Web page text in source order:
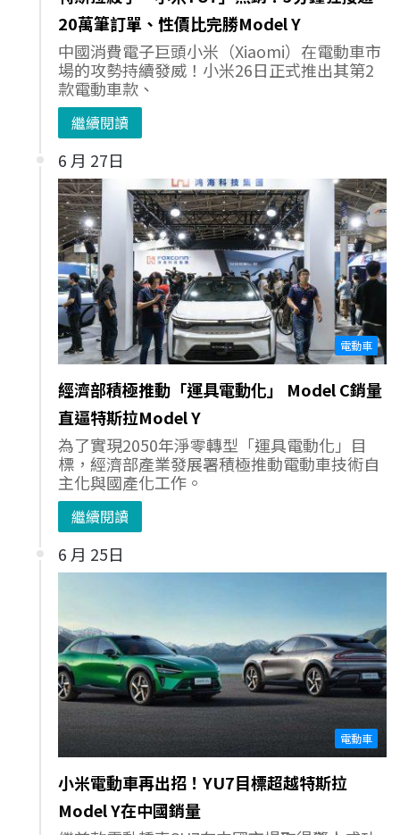
20萬筆訂單、性價比完勝Model Y
中國消費電子巨頭小米（Xiaomi）在電動車市
場的攻勢持續發威！小米26日正式推出其第2
款電動車款、
繼續閱讀
6 月 27日
電動車
經濟部積極推動「運具電動化」 Model C銷量
直逼特斯拉Model Y
為了實現2050年淨零轉型「運具電動化」目
標，經濟部產業發展署積極推動電動車技術自
主化與國產化工作。
繼續閱讀
6 月 25日
電動車
小米電動車再出招！YU7目標超越特斯拉
Model Y在中國銷量